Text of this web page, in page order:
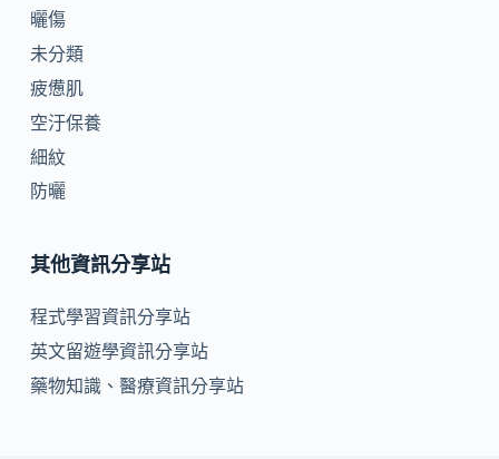
曬傷
未分類
疲憊肌
空汙保養
細紋
防曬
其他資訊分享站
程式學習資訊分享站
英文留遊學資訊分享站
藥物知識、醫療資訊分享站